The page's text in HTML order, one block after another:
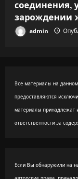
соединения,
зарождении
admin
Все материалы на
предоставляются
материалы принадлежат
ответственности за
Если Вы обнаружили на